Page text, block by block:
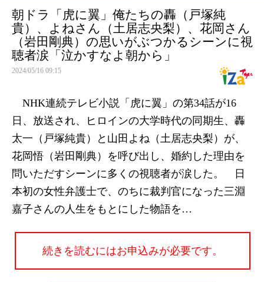
朝ドラ「虎に翼」俺たちの轟（戸塚純
貴）、よねさん（土居志央梨）、花岡さん
（岩田剛典）の思いがぶつかるシーンに視
聴者涙「泣かすなよ朝から」
2024/05/16 09:15
NHK連続テレビ小説「虎に翼」の第34話が16
日、放送され、ヒロインの大学時代の同期生、轟
太一（戸塚純貴）と山田よね（土居志央梨）が、
花岡悟（岩田剛典）を呼び出し、婚約した理由を
問いただすシーンに多くの視聴者が涙した。 日
本初の女性弁護士で、のちに裁判官になった三淵
嘉子さんの人生をもとにした物語を…
続きを読むにはお申込みが必要です。